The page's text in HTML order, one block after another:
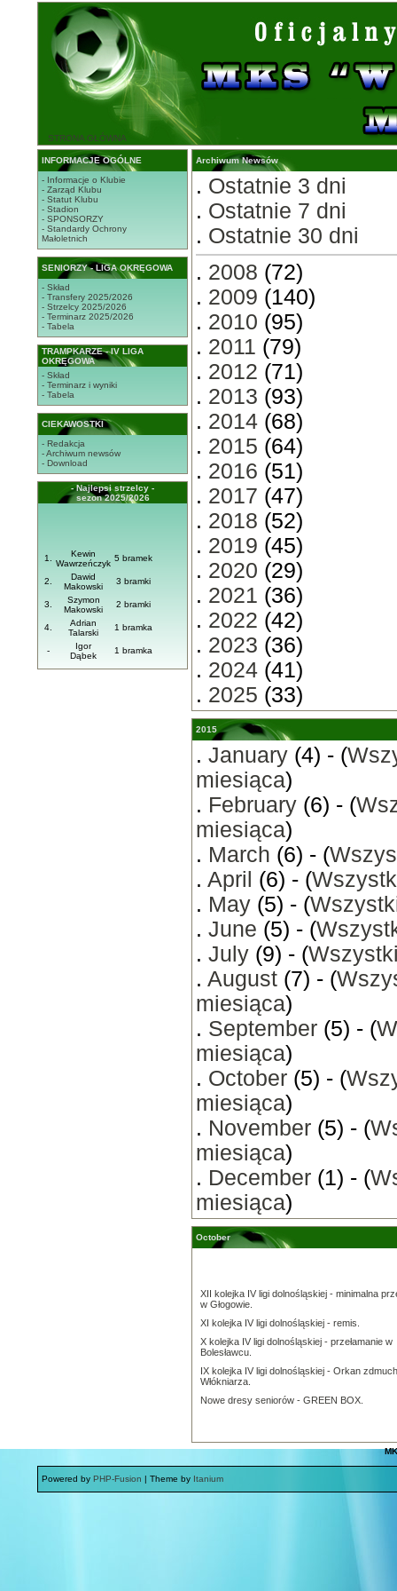
STRONA GŁÓWNA
INFORMACJE OGÓLNE
- Informacje o Klubie
- Zarząd Klubu
- Statut Klubu
- Stadion
- SPONSORZY
- Standardy Ochrony
Małoletnich
SENIORZY - LIGA OKRĘGOWA
- Skład
- Transfery 2025/2026
- Strzelcy 2025/2026
- Terminarz 2025/2026
- Tabela
TRAMPKARZE - IV LIGA
OKRĘGOWA
- Skład
- Terminarz i wyniki
- Tabela
CIEKAWOSTKI
- Redakcja
- Archiwum newsów
- Download
- Najlepsi strzelcy -
sezon 2025/2026
1.
Kewin
Wawrzeńczyk
5 bramek
2.
Dawid
Makowski
3 bramki
3.
Szymon
Makowski
2 bramki
4.
Adrian
Talarski
1 bramka
-
Igor
Dąbek
1 bramka
Archiwum Newsów
. Ostatnie 3 dni
. Ostatnie 7 dni
. Ostatnie 30 dni
. 2008 (72)
. 2009 (140)
. 2010 (95)
. 2011 (79)
. 2012 (71)
. 2013 (93)
. 2014 (68)
. 2015 (64)
. 2016 (51)
. 2017 (47)
. 2018 (52)
. 2019 (45)
. 2020 (29)
. 2021 (36)
. 2022 (42)
. 2023 (36)
. 2024 (41)
. 2025 (33)
2015
. January (4) - (
miesiąca)
. February (6) - (
miesiąca)
. March (6) - (
. April (6) - (
. May (5) - (
. June (5) - (
. July (9) - (
. August (7) - (
miesiąca)
. September (5) - (
miesiąca)
. October (5) - (
miesiąca)
. November (5) - (
miesiąca)
. December (1) - (
miesiąca)
October
XII kolejka IV ligi dolnośląskiej - minimalna
w Głogowie.
XI kolejka IV ligi dolnośląskiej - remis.
X kolejka IV ligi dolnośląskiej - przełamanie w
Bolesławcu.
IX kolejka IV ligi dolnośląskiej - Orkan
Włókniarza.
Nowe dresy seniorów - GREEN BOX.
Powered by PHP-Fusion | Theme by Itanium